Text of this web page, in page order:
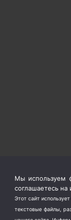
Мы используем
соглашаетесь
Этот сайт
текстовые файлы,